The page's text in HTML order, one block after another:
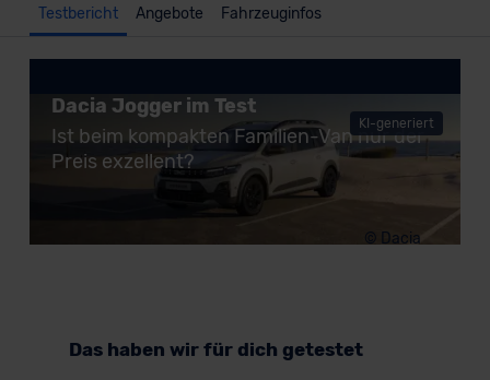
Testbericht Angebote Fahrzeuginfos
KI-generiert
Dacia Jogger im Test
Ist beim kompakten Familien-Van nur der
Preis exzellent?
© Dacia
Das haben wir für dich getestet